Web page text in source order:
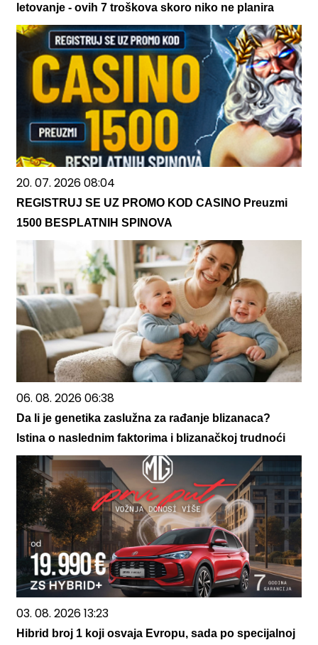
letovanje - ovih 7 troškova skoro niko ne planira
20. 07. 2026 08:04
REGISTRUJ SE UZ PROMO KOD CASINO Preuzmi
1500 BESPLATNIH SPINOVA
06. 08. 2026 06:38
Da li je genetika zaslužna za rađanje blizanaca?
Istina o naslednim faktorima i blizanačkoj trudnoći
03. 08. 2026 13:23
Hibrid broj 1 koji osvaja Evropu, sada po specijalnoj